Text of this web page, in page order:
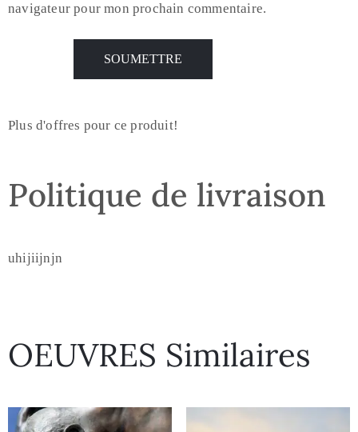
navigateur pour mon prochain commentaire.
Plus d'offres pour ce produit!
Politique de livraison
uhijiijnjn
OEUVRES Similaires